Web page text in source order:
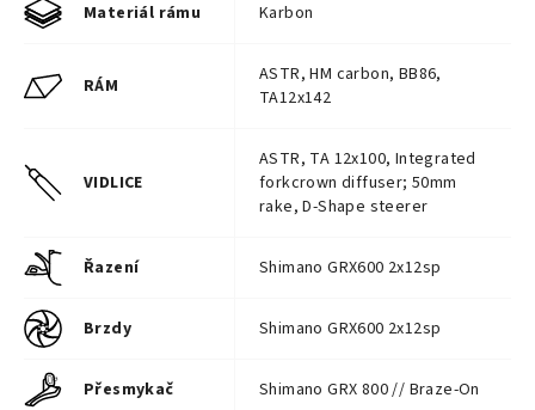
Materiál rámu Karbon
RÁM
ASTR, HM carbon, BB86,
TA12x142
VIDLICE
ASTR, TA 12x100, Integrated
forkcrown diffuser; 50mm
rake, D-Shape steerer
Řazení Shimano GRX600 2x12sp
Brzdy Shimano GRX600 2x12sp
Přesmykač Shimano GRX 800 // Braze-On